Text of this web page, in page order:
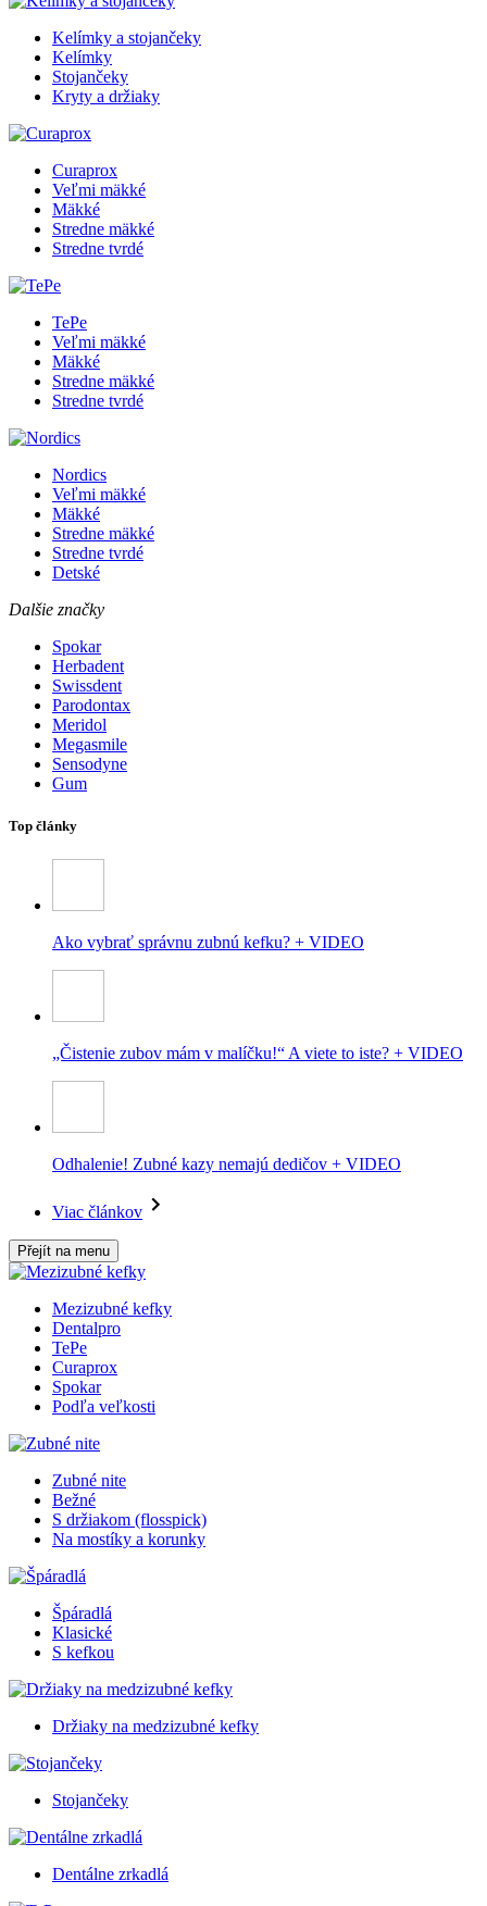
Kelímky a stojančeky
Kelímky
Stojančeky
Kryty a držiaky
Curaprox
Veľmi mäkké
Mäkké
Stredne mäkké
Stredne tvrdé
TePe
Veľmi mäkké
Mäkké
Stredne mäkké
Stredne tvrdé
Nordics
Veľmi mäkké
Mäkké
Stredne mäkké
Stredne tvrdé
Detské
Dalšie značky
Spokar
Herbadent
Swissdent
Parodontax
Meridol
Megasmile
Sensodyne
Gum
Top články
Ako vybrať správnu zubnú kefku? + VIDEO
„Čistenie zubov mám v malíčku!“ A viete to iste? + VIDEO
Odhalenie! Zubné kazy nemajú dedičov + VIDEO
Viac článkov
Přejít na menu
Mezizubné kefky
Dentalpro
TePe
Curaprox
Spokar
Podľa veľkosti
Zubné nite
Bežné
S držiakom (flosspick)
Na mostíky a korunky
Špáradlá
Klasické
S kefkou
Držiaky na medzizubné kefky
Stojančeky
Dentálne zrkadlá